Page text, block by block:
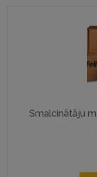
Smalcinātāju